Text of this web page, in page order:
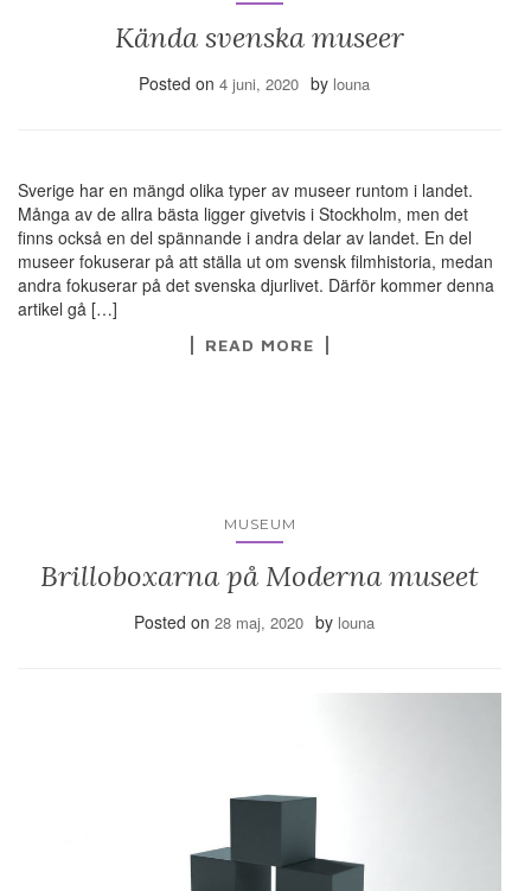
Kända svenska museer
Posted on 4 juni, 2020 by louna
Sverige har en mängd olika typer av museer runtom i landet.
Många av de allra bästa ligger givetvis i Stockholm, men det
finns också en del spännande i andra delar av landet. En del
museer fokuserar på att ställa ut om svensk filmhistoria, medan
andra fokuserar på det svenska djurlivet. Därför kommer denna
artikel gå […]
READ MORE
MUSEUM
Brilloboxarna på Moderna museet
Posted on 28 maj, 2020 by louna